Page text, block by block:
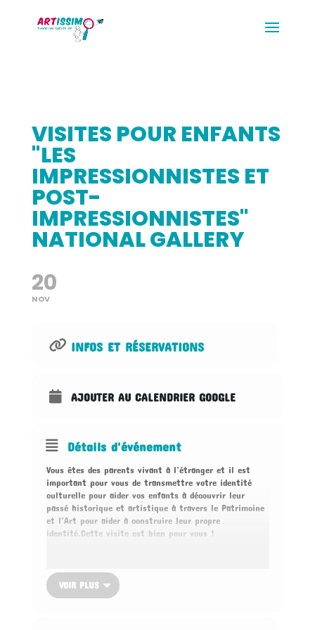
VISITES POUR ENFANTS
"LES
IMPRESSIONNISTES ET
POST-
IMPRESSIONNISTES"
NATIONAL GALLERY
20
NOV
INFOS ET RÉSERVATIONS
AJOUTER AU CALENDRIER GOOGLE
Détails d'événement
Vous êtes des parents vivant à l’étranger et il est
important pour vous de transmettre votre identité
culturelle pour aider vos enfants à découvrir leur
passé historique et artistique à travers le Patrimoine
et l’Art pour aider à construire leur propre
identité.Cette visite est bien pour vous !
a partir de 4 ans jusqu’à 13 ans environ.
Cette visite comprend :
VOIR PLUS